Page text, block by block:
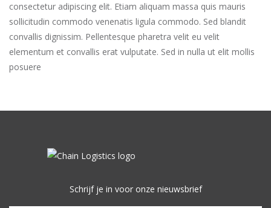
consectetur adipiscing elit. Etiam aliquam massa quis mauris
sollicitudin commodo venenatis ligula commodo. Sed blandit
convallis dignissim. Pellentesque pharetra velit eu velit
elementum et convallis erat vulputate. Sed in nulla ut elit mollis
posuere
Schrijf je in voor onze nieuwsbrief